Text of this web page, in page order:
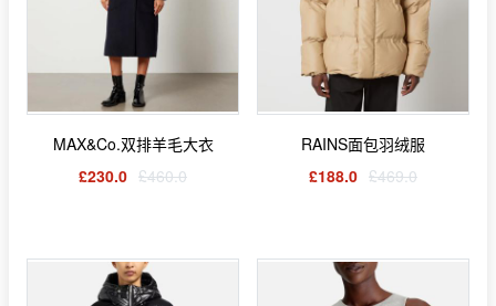
MAX&Co.双排羊毛大衣
£230.0 £460.0
RAINS面包羽绒服
£188.0 £469.0